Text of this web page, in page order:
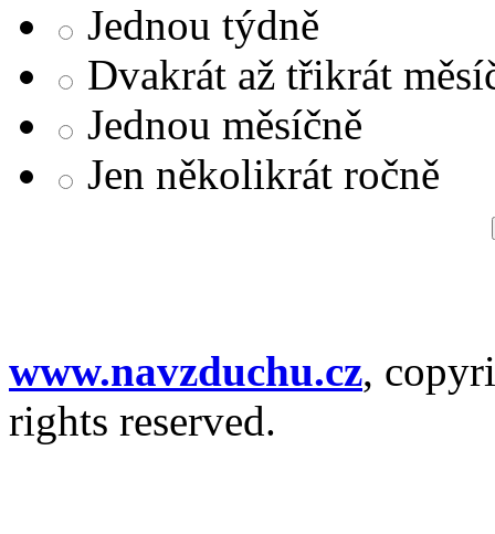
Jednou týdně
Dvakrát až třikrát
Jednou měsíčně
Jen několikrát ročně
www.navzduchu.cz,
rights reserved.